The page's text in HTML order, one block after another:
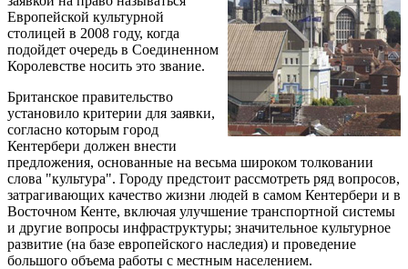
Европейской культурной
столицей в 2008 году, когда
подойдет очередь в Соединенном
Королевстве носить это звание.
Британское правительство
установило критерии для заявки,
согласно которым город
Кентербери должен внести
предложения, основанные на весьма широком толковании
слова "культура". Городу предстоит рассмотреть ряд вопросов,
затрагивающих качество жизни людей в самом Кентербери и в
Восточном Кенте, включая улучшение транспортной системы
и другие вопросы инфраструктуры; значительное культурное
развитие (на базе европейского наследия) и проведение
большого объема работы с местным населением.